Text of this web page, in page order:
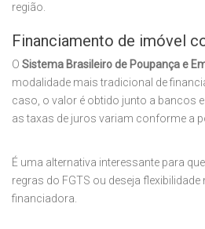
região.
Financiamento de imóvel
O Sistema Brasileiro de Poupança e
modalidade mais tradicional de
caso, o valor é obtido junto a bancos
as taxas de juros variam conforme a
É uma alternativa interessante para
regras do FGTS ou deseja
financiadora.